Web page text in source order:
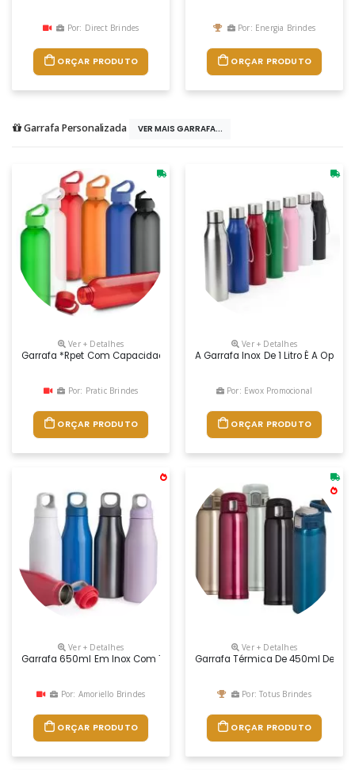
Por: Direct Brindes
ORÇAR PRODUTO
Por: Energia Brindes
ORÇAR PRODUTO
Garrafa Personalizada VER MAIS GARRAFA...
Ver + Detalhes
Garrafa *rpet Com Capacidade De Até 550ml, Tampa Plástica Com
Por: Pratic Brindes
ORÇAR PRODUTO
Ver + Detalhes
A Garrafa Inox De 1 Litro É A
Por: Ewox Promocional
ORÇAR PRODUTO
Ver + Detalhes
Garrafa 650ml Em Inox Com Tampa Rosqueável Com Alça Para
Por: Amoriello Brindes
ORÇAR PRODUTO
Ver + Detalhes
Garrafa Térmica De 450ml De
Por: Totus Brindes
ORÇAR PRODUTO